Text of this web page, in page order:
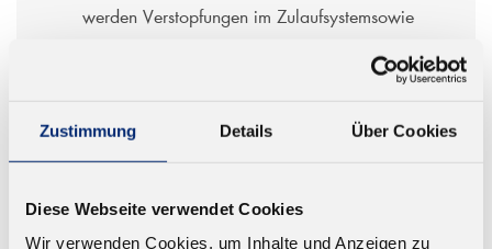
Zustimmung Details Über Cookies
Diese Webseite verwendet Cookies
Wir verwenden Cookies, um Inhalte und Anzeigen zu
werden Verstopfungen im Zulaufsystemsowie
KLEIBERIT PUR - Schmelzklebstoffe
Gutes Mischungsverhalten zum PUR - Klebstoff
Neutralisiert die Isocyanatreaktion